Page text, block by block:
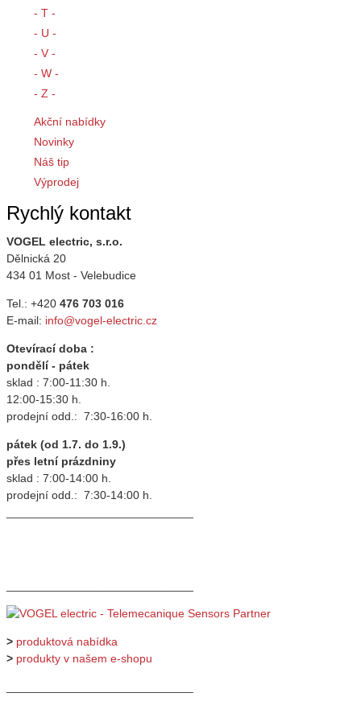
- T -
- U -
- V -
- W -
- Z -
Akční nabídky
Novinky
Náš tip
Výprodej
Rychlý kontakt
VOGEL electric, s.r.o.
Dělnická 20
434 01 Most - Velebudice
Tel.: +420 476 703 016
E-mail: info@vogel-electric.cz
Otevírací doba :
pondělí - pátek
sklad : 7:00-11:30 h.
12:00-15:30 h.
prodejní odd.: 7:30-16:00 h.
pátek (od 1.7. do 1.9.)
přes letní prázdniny
sklad : 7:00-14:00 h.
prodejní odd.: 7:30-14:00 h.
> produktová nabídka
> produkty v našem e-shopu